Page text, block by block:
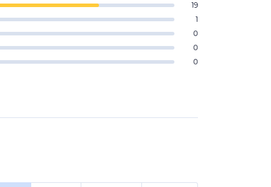
19
1
0
0
0